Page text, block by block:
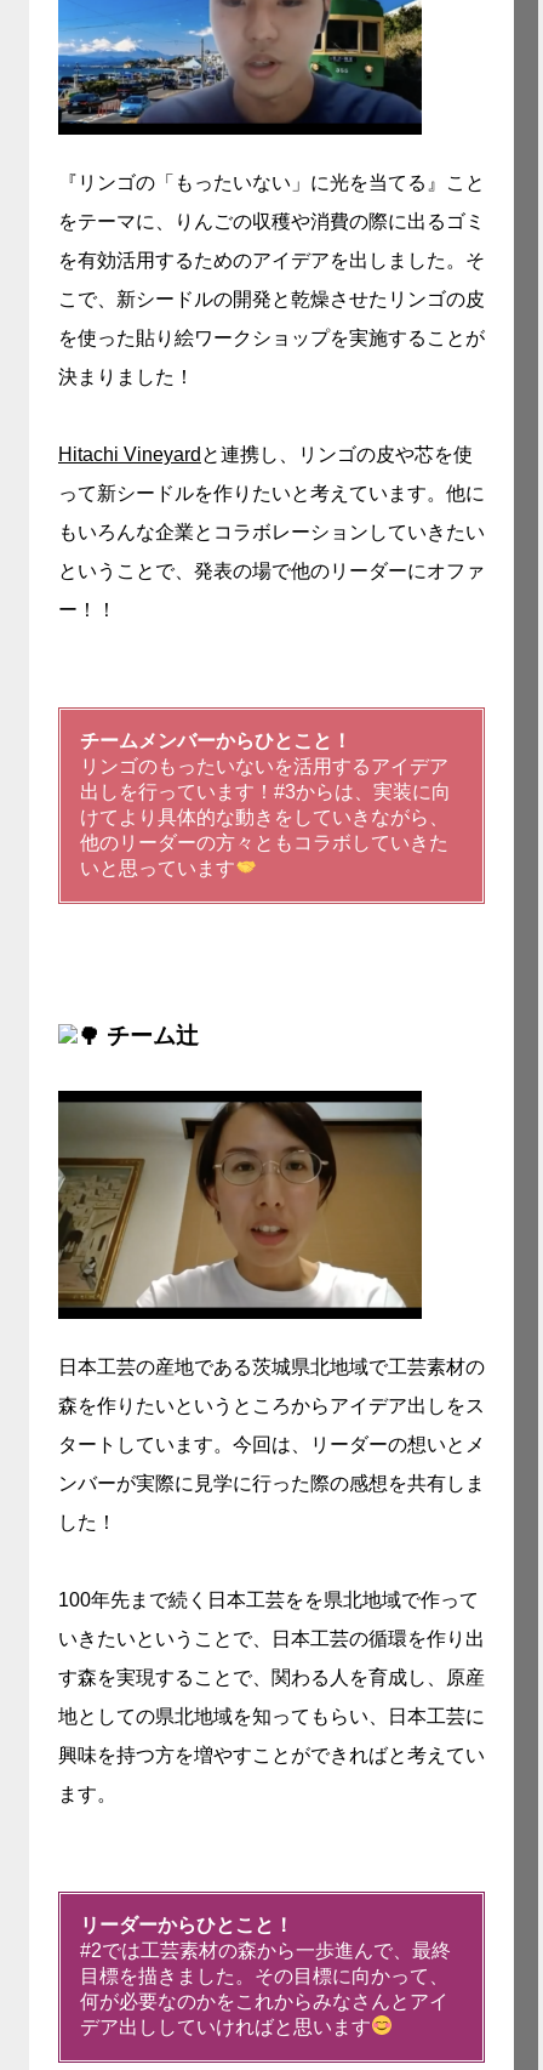
『リンゴの「もったいない」に光を当てる』こと
をテーマに、りんごの収穫や消費の際に出るゴミ
を有効活用するためのアイデアを出しました。そ
こで、新シードルの開発と乾燥させたリンゴの皮
を使った貼り絵ワークショップを実施することが
決まりました！
Hitachi Vineyard と連携し、リンゴの皮や芯を使
って新シードルを作りたいと考えています。他に
もいろんな企業とコラボレーションしていきたい
ということで、発表の場で他のリーダーにオファ
ー！！
チームメンバーからひとこと！
リンゴのもったいないを活用するアイデア
出しを行っています！#3からは、実装に向
けてより具体的な動きをしていきながら、
他のリーダーの方々ともコラボしていきた
いと思っています
チーム辻󠄀
日本工芸の産地である茨城県北地域で工芸素材の
森を作りたいというところからアイデア出しをス
タートしています。今回は、リーダーの想いとメ
ンバーが実際に見学に行った際の感想を共有しま
した！
100年先まで続く日本工芸をを県北地域で作って
いきたいということで、日本工芸の循環を作り出
す森を実現することで、関わる人を育成し、原産
地としての県北地域を知ってもらい、日本工芸に
興味を持つ方を増やすことができればと考えてい
ます。
リーダーからひとこと！
#2では工芸素材の森から一歩進んで、最終
目標を描きました。その目標に向かって、
何が必要なのかをこれからみなさんとアイ
デア出ししていければと思います